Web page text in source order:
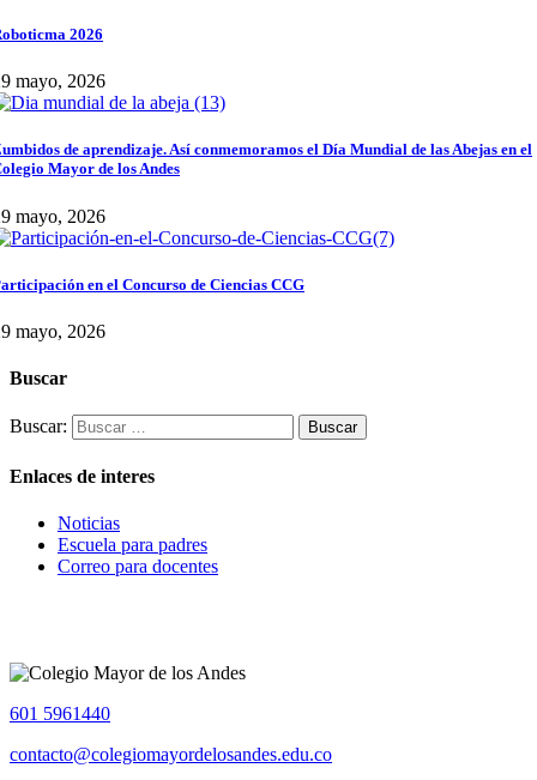
2026
mayo, 2026
de aprendizaje. Así conmemoramos el Día Mundial de las Abejas en el
Mayor de los Andes
mayo, 2026
en el Concurso de Ciencias CCG
mayo, 2026
Buscar
Buscar:
Enlaces de interes
Noticias
Escuela para padres
Correo para docentes
601 5961440
contacto@colegiomayordelosandes.edu.co